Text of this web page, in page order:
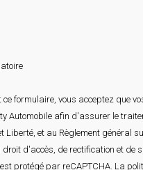
ce formulaire, vous acceptez que
Automobile afin d'assurer le
Liberté, et au Règlement général
d'accès, de rectification et de
protégé par reCAPTCHA. La